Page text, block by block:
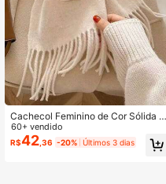
Cachecol Feminino de Cor Sólida c
om Borlas Estilo Coreano Outono/In
verno, Aquecedor de Pescoço Trico
tado de Alta Qualidade e Quente
60+ vendido
R$42 ,36 -20% Últimos 3 dias